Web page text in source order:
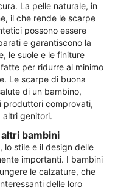
La pelle naturale, in
il che rende le scarpe
possono essere
e garantiscono la
le suole e le finiture
per ridurre al minimo
Le scarpe di buona
di un bambino,
produttori comprovati,
genitori.
bambini
lo stile e il design delle
importanti. I bambini
le calzature, che
delle loro